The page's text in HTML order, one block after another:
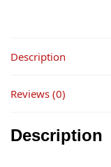
Description
Reviews (0)
Description